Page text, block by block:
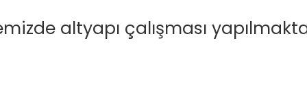
altyapı çalışması